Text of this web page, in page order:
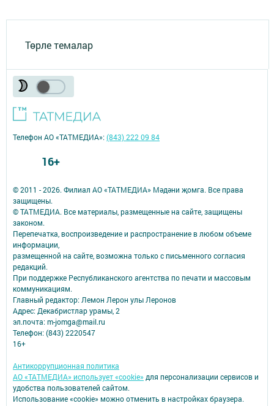
Төрле темалар
© 2011 - 2026. Филиал АО «ТАТМЕДИА» Мәдәни җомга. Все права
защищены.
© ТАТМЕДИА. Все материалы, размещенные на сайте, защищены
законом.
Перепечатка, воспроизведение и распространение в любом объеме
информации,
размещенной на сайте, возможна только с письменного согласия
редакций.
При поддержке Республиканского агентства по печати и массовым
коммуникациям.
Главный редактор: Лемон Лерон улы Леронов
Адрес: Декабристлар урамы, 2
эл.почта: m-jomga@mail.ru
Телефон: (843) 2220547
16+
Антикоррупционная политика
АО «ТАТМЕДИА» использует «cookie» для персонализации сервисов и
удобства пользователей сайтом.
Использование «cookie» можно отменить в настройках браузера.
Телефон АО «ТАТМЕДИА»:(843) 222 09 84
16+